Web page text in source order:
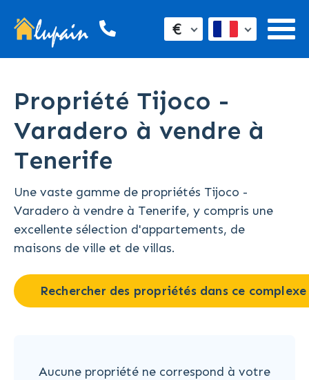
€
Propriété Tijoco -
Varadero à vendre à
Tenerife
Une vaste gamme de propriétés Tijoco -
Varadero à vendre à Tenerife, y compris une
excellente sélection d'appartements, de
maisons de ville et de villas.
Rechercher des propriétés dans ce complexe
Aucune propriété ne correspond à votre